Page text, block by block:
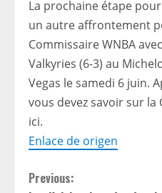
La prochaine étape
un autre affrontement
Commissaire WNBA
Valkyries (6-3) au
Vegas le samedi 6 juin.
vous devez savoir sur
ici.
Enlace de origen
C
Previous: